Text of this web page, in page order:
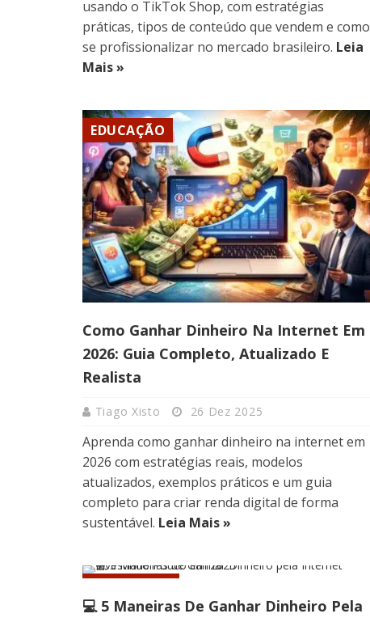
usando o TikTok Shop, com estratégias
práticas, tipos de conteúdo que vendem e como
se profissionalizar no mercado brasileiro. Leia
Mais »
EDUCAÇÃO
Como Ganhar Dinheiro Na Internet Em
2026: Guia Completo, Atualizado E
Realista
Tiago Xisto 26 Dez 2025
Aprenda como ganhar dinheiro na internet em
2026 com estratégias reais, modelos
atualizados, exemplos práticos e um guia
completo para criar renda digital de forma
sustentável. Leia Mais »
💻 5 Maneiras De Ganhar Dinheiro Pela